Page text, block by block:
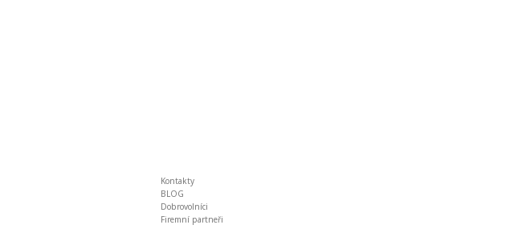
Kontakty
BLOG
Dobrovolníci
Firemní partneři